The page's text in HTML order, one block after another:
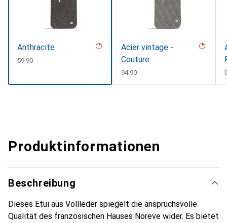
Anthracite
CHF
59.90
Acier vintage -
Couture
CHF
94.90
Produktinformationen
Beschreibung
Dieses Etui aus Vollleder spiegelt die anspruchsvolle
Qualität des französischen Hauses Noreve wider. Es bietet